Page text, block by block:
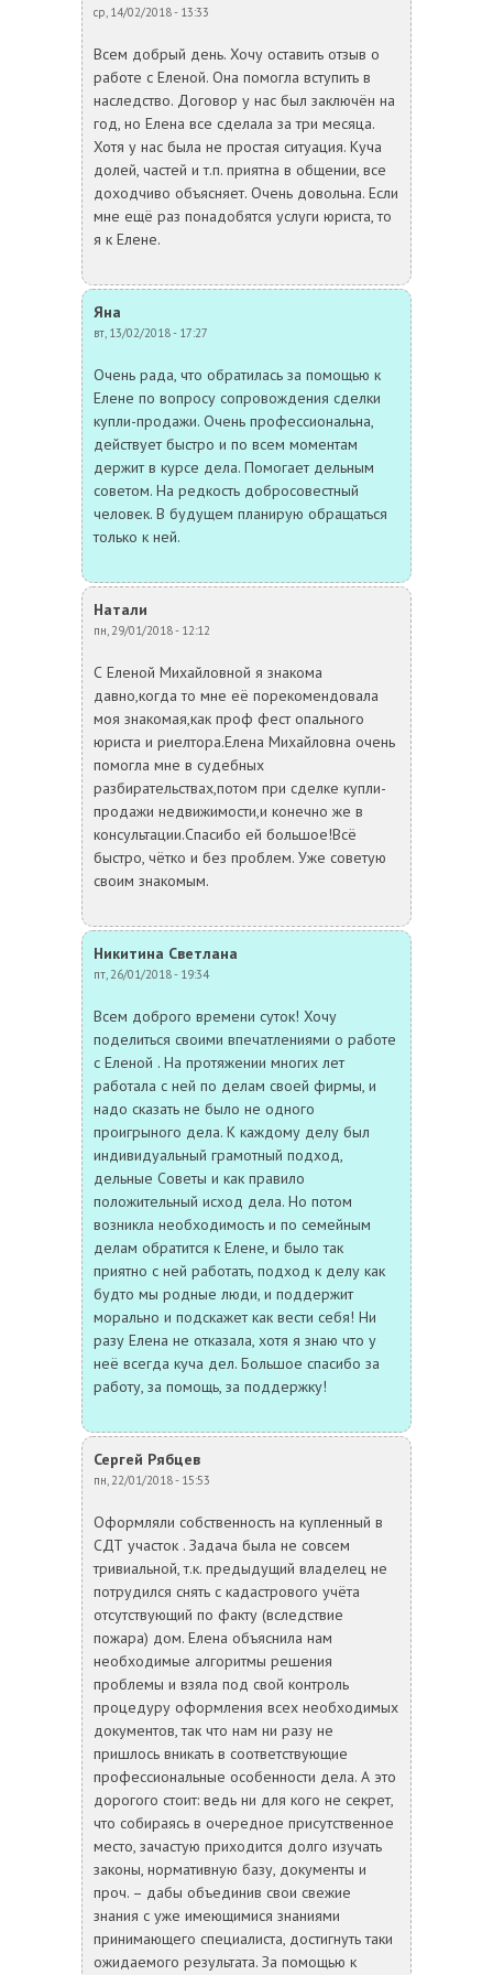
ср, 14/02/2018 - 13:33
Всем добрый день. Хочу оставить отзыв о
работе с Еленой. Она помогла вступить в
наследство. Договор у нас был заключён на
год, но Елена все сделала за три месяца.
Хотя у нас была не простая ситуация. Куча
долей, частей и т.п. приятна в общении, все
доходчиво объясняет. Очень довольна. Если
мне ещё раз понадобятся услуги юриста, то
я к Елене.
Яна
вт, 13/02/2018 - 17:27
Очень рада, что обратилась за помощью к
Елене по вопросу сопровождения сделки
купли-продажи. Очень профессиональна,
действует быстро и по всем моментам
держит в курсе дела. Помогает дельным
советом. На редкость добросовестный
человек. В будущем планирую обращаться
только к ней.
Натали
пн, 29/01/2018 - 12:12
С Еленой Михайловной я знакома
давно,когда то мне её порекомендовала
моя знакомая,как проф фест опального
юриста и риелтора.Елена Михайловна очень
помогла мне в судебных
разбирательствах,потом при сделке купли-
продажи недвижимости,и конечно же в
консультации.Спасибо ей большое!Всё
быстро, чётко и без проблем. Уже советую
своим знакомым.
Никитина Светлана
пт, 26/01/2018 - 19:34
Всем доброго времени суток! Хочу
поделиться своими впечатлениями о работе
с Еленой . На протяжении многих лет
работала с ней по делам своей фирмы, и
надо сказать не было не одного
проигрыного дела. К каждому делу был
индивидуальный грамотный подход,
дельные Советы и как правило
положительный исход дела. Но потом
возникла необходимость и по семейным
делам обратится к Елене, и было так
приятно с ней работать, подход к делу как
будто мы родные люди, и поддержит
морально и подскажет как вести себя! Ни
разу Елена не отказала, хотя я знаю что у
неё всегда куча дел. Большое спасибо за
работу, за помощь, за поддержку!
Сергей Рябцев
пн, 22/01/2018 - 15:53
Оформляли собственность на купленный в
СДТ участок . Задача была не совсем
тривиальной, т.к. предыдущий владелец не
потрудился снять с кадастрового учёта
отсутствующий по факту (вследствие
пожара) дом. Елена объяснила нам
необходимые алгоритмы решения
проблемы и взяла под свой контроль
процедуру оформления всех необходимых
документов, так что нам ни разу не
пришлось вникать в соответствующие
профессиональные особенности дела. А это
дорогого стоит: ведь ни для кого не секрет,
что собираясь в очередное присутственное
место, зачастую приходится долго изучать
законы, нормативную базу, документы и
проч. – дабы объединив свои свежие
знания с уже имеющимися знаниями
принимающего специалиста, достигнуть таки
ожидаемого результата. За помощью к